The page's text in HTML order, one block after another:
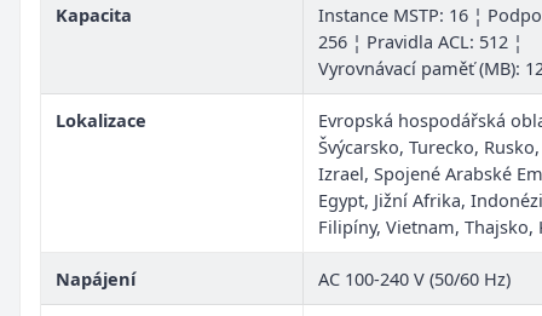
Kapacita
Instance MSTP: 16 ¦
256 ¦ Pravidla ACL: 512 ¦
Vyrovnávací paměť (MB):
Lokalizace
Evropská hospodářská
Švýcarsko, Turecko,
Izrael, Spojené Arabské
Egypt, Jižní Afrika,
Filipíny, Vietnam, Thajsko,
Napájení AC 100-240 V (50/60 Hz)